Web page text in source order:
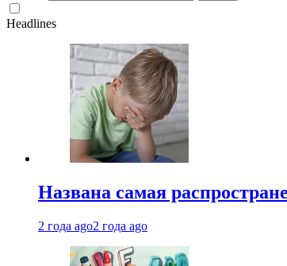
Headlines
Названа самая
2 года ago2 года ago